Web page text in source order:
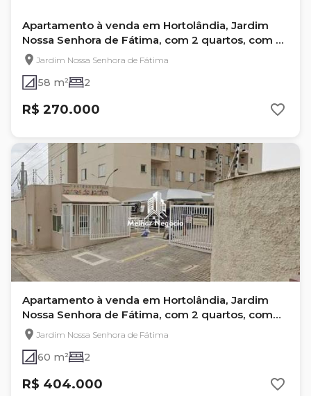
Apartamento à venda em Hortolândia, Jardim
Nossa Senhora de Fátima, com 2 quartos, com 58
m²Jardim Nossa Senhora de Fátima
58 m² 2
R$ 270.000
Apartamento à venda em Hortolândia, Jardim
Nossa Senhora de Fátima, com 2 quartos, com
60 m²
Jardim Nossa Senhora de Fátima
60 m² 2
R$ 404.000